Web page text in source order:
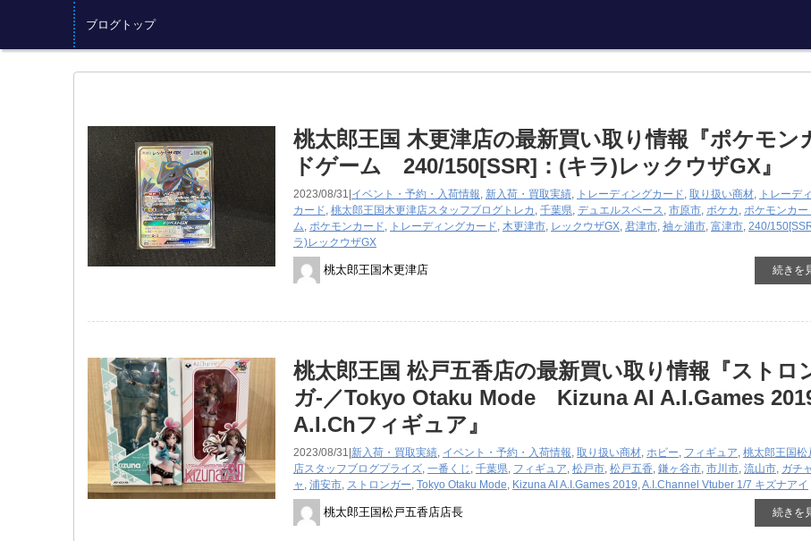
ブログトップ
桃太郎王国 木更津店の最新買い取り情報『ポケモン
ドゲーム 240/150[SSR]：(キラ)レックウザGX』
2023/08/31| イベント・予約・入荷情報, 新入荷・買取実績, トレーディングカード, 取り扱い商材, トレーデ
カード, 桃太郎王国木更津店スタッフブログ トレカ , 千葉県, デュエルスペース, 市原市, ポケカ , ポケモンカー
ム, ポケモンカード, トレーディングカード, 木更津市, レックウザGX, 君津市, 袖ヶ浦市, 富津市, 240/
ラ)レックウザGX
桃太郎王国木更津店 続きを
桃太郎王国 松戸五香店の最新買い取り情報『ストロ
ガ‐／Tokyo Otaku Mode Kizuna AI A.I.Games
A.I.Chフィギュア』
2023/08/31| 新入荷・買取実績, イベント・予約・入荷情報, 取り扱い商材, ホビー, フィギュア, 桃太郎王国松
店スタッフブログプライズ, 一番くじ , 千葉県, フィギュア, 松戸市, 松戸五香, 鎌ヶ谷市, 市川市, 流山市, ガチ
ャ , 浦安市, ストロンガー, Tokyo Otaku Mode, Kizuna AI A.I.Games 2019,A.I.Channel Vtuber 1/7 キズナアイ
桃太郎王国松戸五香店店長 続きを